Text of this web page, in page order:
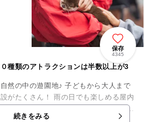
保存
4345
種類のアトラクションは半数以上が3
園地♪ 子どもから大人まで
がたくさん！ 雨の日でも楽しめる屋内
が悪くても遊べちゃう！ さらにわんち
続きをみる